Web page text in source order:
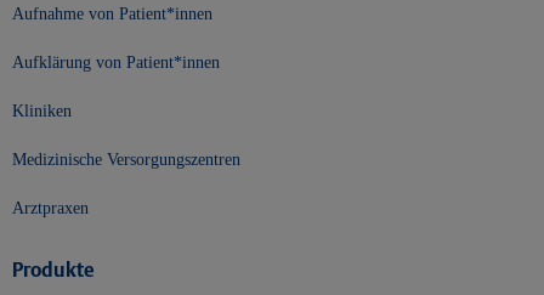
Aufnahme von Patient*innen
Aufklärung von Patient*innen
Kliniken
Medizinische Versorgungszentren
Arztpraxen
Produkte